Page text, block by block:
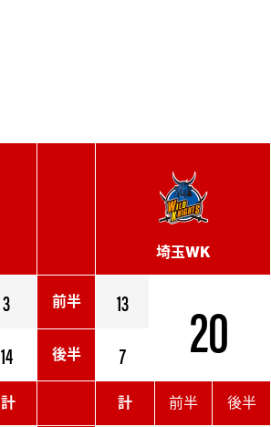
埼玉WK
3 前半 13 20
14 後半 7
計 計 前半 後半